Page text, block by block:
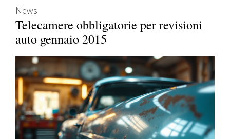
News
Telecamere obbligatorie per revisioni
auto gennaio 2015